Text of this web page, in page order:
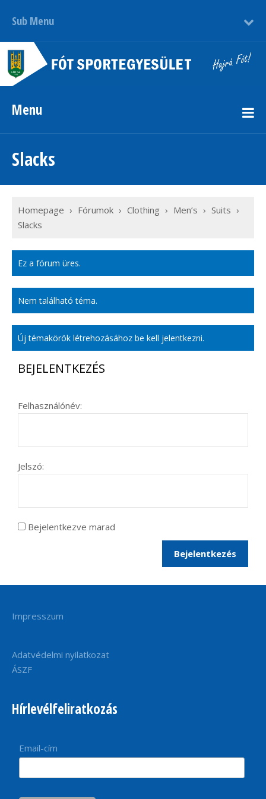
Sub Menu
Menu
Slacks
Homepage › Fórumok › Clothing › Men’s › Suits ›
Slacks
Ez a fórum üres.
Nem található téma.
Új témakörök létrehozásához be kell jelentkezni.
BEJELENTKEZÉS
Felhasználónév:
Jelszó:
Bejelentkezve marad
Bejelentkezés
Impresszum
Adatvédelmi nyilatkozat
ÁSZF
Hírlevélfeliratkozás
Email-cím